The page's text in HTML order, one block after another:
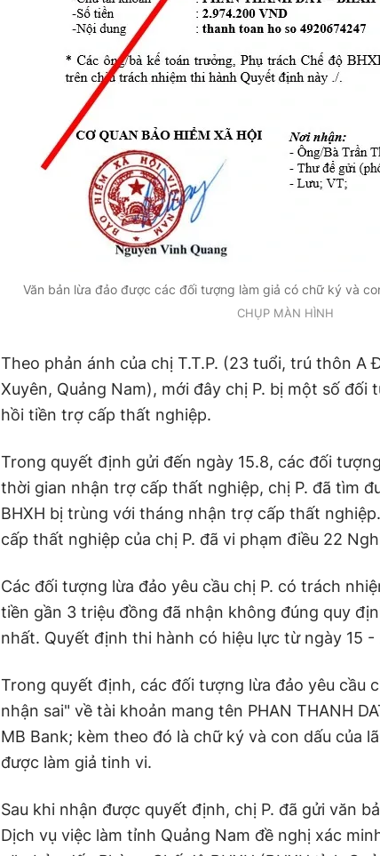
Văn bản lừa đảo được các đối tượng làm giả có chữ ký và
CHỤP MÀN HÌNH
Theo phản ánh của chị T.T.P. (23 tuổi, trú thôn A
Xuyên, Quảng Nam), mới đây chị P. bị một số
hồi tiền trợ cấp thất nghiệp.
Trong quyết định gửi đến ngày 15.8, các đối
thời gian nhận trợ cấp thất nghiệp, chị P. đã tìm
BHXH bị trùng với tháng nhận trợ cấp thất
cấp thất nghiệp của chị P. đã vi phạm điều 22
Các đối tượng lừa đảo yêu cầu chị P. có trách
tiền gần 3 triệu đồng đã nhận không đúng quy
nhất. Quyết định thi hành có hiệu lực từ ngày 15 -
Trong quyết định, các đối tượng lừa đảo yêu cầu
nhận sai" về tài khoản mang tên PHAN THANH
MB Bank; kèm theo đó là chữ ký và con dấu của
được làm giả tinh vi.
Sau khi nhận được quyết định, chị P. đã gửi văn
Dịch vụ việc làm tỉnh Quảng Nam đề nghị xác